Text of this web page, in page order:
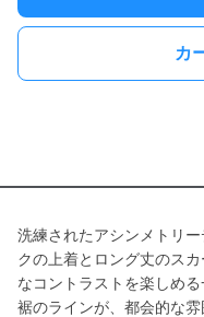
カ
洗練されたアシンメトリ
クの上着とロング丈のス
なコントラストを楽しめ
裾のラインが、都会的な